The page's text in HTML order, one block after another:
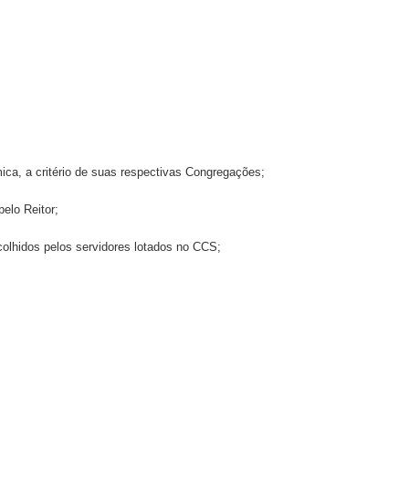
a critério de suas respectivas Congregações;
Reitor;
pelos servidores lotados no CCS;